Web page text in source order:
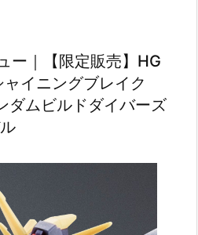
ー｜【限定販売】HG
イニングブレイク
ダムビルドダイバーズ